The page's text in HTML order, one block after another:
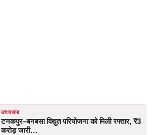
उत्तराखंड
टनकपुर–बनबसा विद्युत परियोजना को मिली रफ्तार, ₹3
करोड़ जारी…